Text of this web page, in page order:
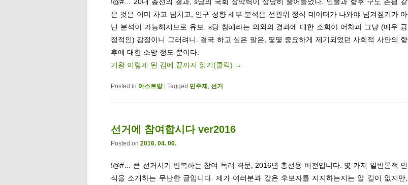
은 것은 이미 차고 넘치고, 인구 성향 세부 분석은 선관위 정식 데이터가 나와야 넘겨짚기가 아
닌 분석이 가능해지므로 유보. s당 참패라는 의외의 결과에 대한 소회야 어차피 그냥 (매우 긍
정적인) 감정이니 그러려니. 결국 하고 싶은 말은, 몇몇 중요하게 제기되었던 사회적 사안의 향
후에 대한 소망 정도 뿐이다.
기왕 이렇게 된 김에 끝까지 읽기(클릭) →
Posted in 아스트랄 Tagged 민주제 , 선거
선거에 참여합시다 ver2016
Posted on 2016. 04. 06.
!@#… 큰 선거시기 반복하는 참여 독려 격문, 2016년 총선용 버전입니다. 몇 가지 일반론적 인
식을 소개하는 무난한 글입니다. 제가 여러분과 같은 후보자를 지지하는지는 알 길이 없지만,